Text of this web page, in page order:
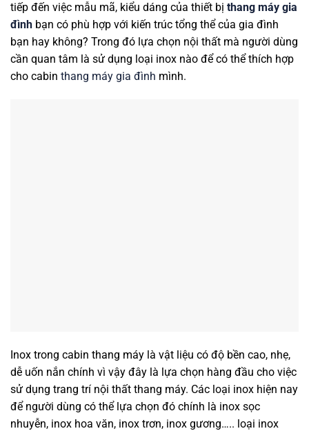
tiếp đến việc mẫu mã, kiểu dáng của thiết bị thang máy gia
đình bạn có phù hợp với kiến trúc tổng thể của gia đình
bạn hay không? Trong đó lựa chọn nội thất mà người dùng
cần quan tâm là sử dụng loại inox nào để có thể thích hợp
cho cabin thang máy gia đình mình.
Inox trong cabin thang máy là vật liệu có độ bền cao, nhẹ,
dễ uốn nắn chính vì vậy đây là lựa chọn hàng đầu cho việc
sử dụng trang trí nội thất thang máy. Các loại inox hiện nay
để người dùng có thể lựa chọn đó chính là inox sọc
nhuyễn, inox hoa văn, inox trơn, inox gương….. loại inox